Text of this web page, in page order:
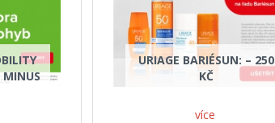
MINUS
URIAGE BARIÉSUN: – 250
KČ
více